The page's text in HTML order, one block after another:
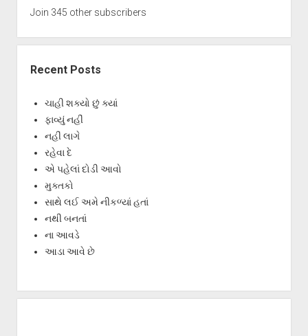
Join 345 other subscribers
Recent Posts
ચાહી શક્યો છું ક્યાં
ફાવ્યું નહીં
નહીં લાગે
રહેવા દે
એ પહેલાં દોડી આવો
મુક્તકો
સાથે લઈ અમે નીકળ્યાં હતાં
નથી બનતાં
ના આવડે
આડા આવે છે